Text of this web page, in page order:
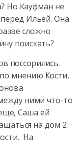
Но Кауфман не
перед Ильей. Она
сложно
поискать?
поссорились.
мнению Кости,
ними что-то
Саша ей
на дом 2
На